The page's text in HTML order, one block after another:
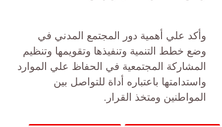
وأكد علي أهمية دور المجتمع المدني في
وضع خطط التنمية وتنفيذها وتقويمها وتنظيم
المشاركة المجتمعية في الحفاظ علي الموارد
واستدامتها باعتباره أداة للتواصل بين
المواطنين ومتخذ القرار.